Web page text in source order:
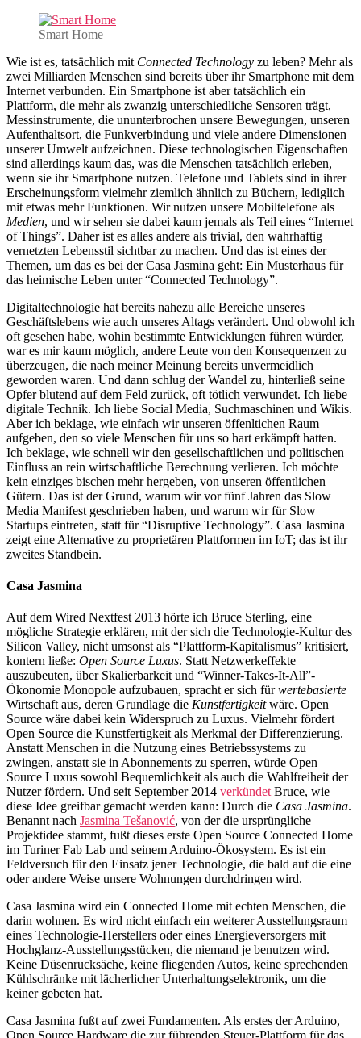
Smart Home
Wie ist es, tatsächlich mit Connected Technology zu leben? Mehr als
zwei Milliarden Menschen sind bereits über ihr Smartphone mit dem
Internet verbunden. Ein Smartphone ist aber tatsächlich ein
Plattform, die mehr als zwanzig unterschiedliche Sensoren trägt,
Messinstrumente, die ununterbrochen unsere Bewegungen, unseren
Aufenthaltsort, die Funkverbindung und viele andere Dimensionen
unserer Umwelt aufzeichnen. Diese technologischen Eigenschaften
sind allerdings kaum das, was die Menschen tatsächlich erleben,
wenn sie ihr Smartphone nutzen. Telefone und Tablets sind in ihrer
Erscheinungsform vielmehr ziemlich ähnlich zu Büchern, lediglich
mit etwas mehr Funktionen. Wir nutzen unsere Mobiltelefone als
Medien, und wir sehen sie dabei kaum jemals als Teil eines “Internet
of Things”. Daher ist es alles andere als trivial, den wahrhaftig
vernetzten Lebensstil sichtbar zu machen. Und das ist eines der
Themen, um das es bei der Casa Jasmina geht: Ein Musterhaus für
das heimische Leben unter “Connected Technology”.
Digitaltechnologie hat bereits nahezu alle Bereiche unseres
Geschäftslebens wie auch unseres Altags verändert. Und obwohl ich
oft gesehen habe, wohin bestimmte Entwicklungen führen würder,
war es mir kaum möglich, andere Leute von den Konsequenzen zu
überzeugen, die nach meiner Meinung bereits unvermeidlich
geworden waren. Und dann schlug der Wandel zu, hinterließ seine
Opfer blutend auf dem Feld zurück, oft tötlich verwundet. Ich liebe
digitale Technik. Ich liebe Social Media, Suchmaschinen und Wikis.
Aber ich beklage, wie einfach wir unseren öffenltichen Raum
aufgeben, den so viele Menschen für uns so hart erkämpft hatten.
Ich beklage, wie schnell wir den gesellschaftlichen und politischen
Einfluss an rein wirtschaftliche Berechnung verlieren. Ich möchte
kein einziges bischen mehr hergeben, von unseren öffentlichen
Gütern. Das ist der Grund, warum wir vor fünf Jahren das Slow
Media Manifest geschrieben haben, und warum wir für Slow
Startups eintreten, statt für “Disruptive Technology”. Casa Jasmina
zeigt eine Alternative zu proprietären Plattformen im IoT; das ist ihr
zweites Standbein.
Casa Jasmina
Auf dem Wired Nextfest 2013 hörte ich Bruce Sterling, eine
mögliche Strategie erklären, mit der sich die Technologie-Kultur des
Silicon Valley, nicht umsonst als “Plattform-Kapitalismus” kritisiert,
kontern ließe: Open Source Luxus. Statt Netzwerkeffekte
auszubeuten, über Skalierbarkeit und “Winner-Takes-It-All”-
Ökonomie Monopole aufzubauen, spracht er sich fürwertebasierte
Wirtschaft aus, deren Grundlage die Kunstfertigkeitwäre. Open
Source wäre dabei kein Widerspruch zu Luxus. Vielmehr fördert
Open Source die Kunstfertigkeit als Merkmal der Differenzierung.
Anstatt Menschen in die Nutzung eines Betriebssystems zu
zwingen, anstatt sie in Abonnements zu sperren, würde Open
Source Luxus sowohl Bequemlichkeit als auch die Wahlfreiheit der
Nutzer fördern. Und seit September 2014 verkündet Bruce, wie
diese Idee greifbar gemacht werden kann: Durch die Casa Jasmina.
Benannt nach Jasmina Tešanović, von der die ursprüngliche
Projektidee stammt, fußt dieses erste Open Source Connected Home
im Turiner Fab Lab und seinem Arduino-Ökosystem. Es ist ein
Feldversuch für den Einsatz jener Technologie, die bald auf die eine
oder andere Weise unsere Wohnungen durchdringen wird.
Casa Jasmina wird ein Connected Home mit echten Menschen, die
darin wohnen. Es wird nicht einfach ein weiterer Ausstellungsraum
eines Technologie-Herstellers oder eines Energieversorgers mit
Hochglanz-Ausstellungsstücken, die niemand je benutzen wird.
Keine Düsenrucksäche, keine fliegenden Autos, keine sprechenden
Kühlschränke mit lächerlicher Unterhaltungselektronik, um die
keiner gebeten hat.
Casa Jasmina fußt auf zwei Fundamenten. Als erstes der Arduino,